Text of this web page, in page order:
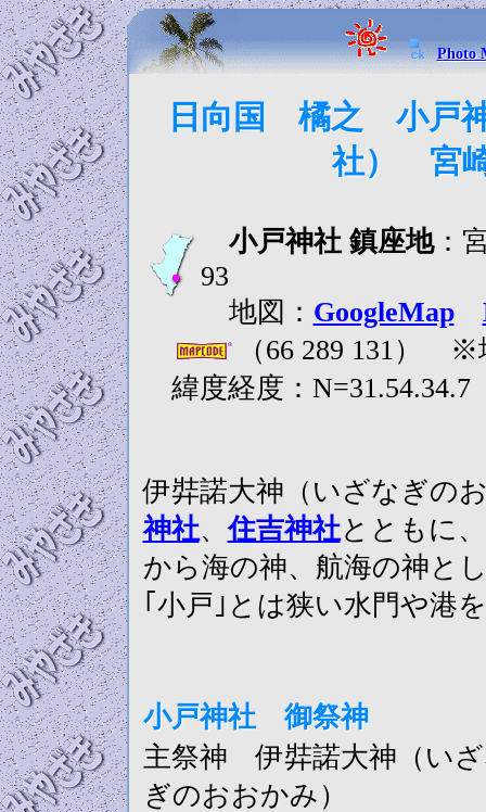
Photo
日向国 橘之 小戸
社） 宮
小戸神社 鎮座地：
93
地図： GoogleMap
（66 289 131）
緯度経度：
伊弉諾大神（いざなぎの
神社、住吉神社とともに
から海の神、航海の神
｢小戸｣とは狭い水門や港
小戸神社 御祭神
主祭神 伊弉諾大神（い
ぎのおおかみ）